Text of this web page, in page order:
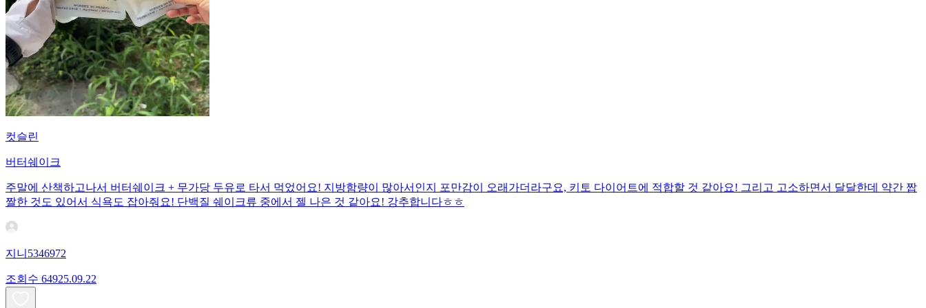
컷슬린
버터쉐이크
주말에 산책하고나서 버터쉐이크 + 무가당 두유로 타서 먹었어요! 지방함량이 많아서인지 포만감이 오래가더라구요, 키토 다이어트에 적합할 것 같아요! 그리고 고소하면서 달달한데 약간 짭
짤한 것도 있어서 식욕도 잡아줘요! 단백질 쉐이크류 중에서 젤 나은 것 같아요! 강추합니다ㅎㅎ
지니5346972
조회수 64925.09.22